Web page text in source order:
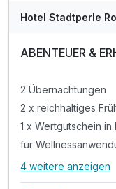
Hotel Stadtperle
ABENTEUER &
2 Übernachtungen
2 x reichhaltiges
1 x Wertgutschein
für
Alle
4 weitere anzeigen